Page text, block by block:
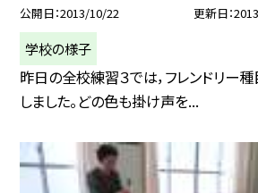
公開日 2013/10/22 更新日
学校の様子
昨日の全校練習３では，フレンドリー
しました。どの色も掛け声を...